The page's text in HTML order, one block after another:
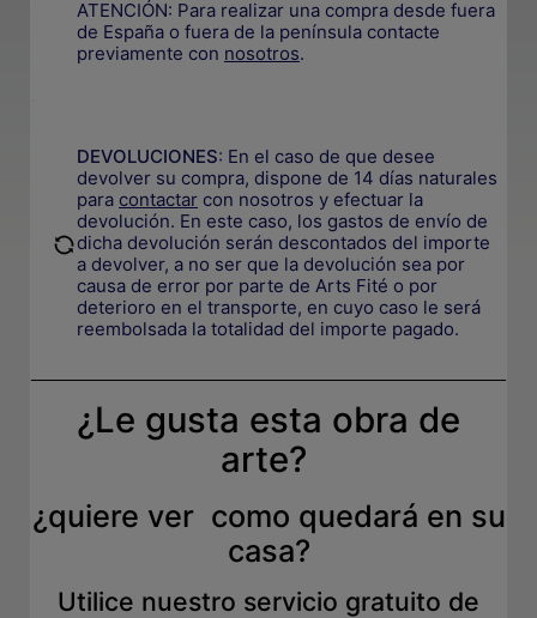
ATENCIÓN: Para realizar una compra desde fuera
de España o fuera de la península contacte
previamente con nosotros.
DEVOLUCIONES: En el caso de que desee
devolver su compra, dispone de 14 días naturales
para contactar con nosotros y efectuar la
devolución. En este caso, los gastos de envío de
dicha devolución serán descontados del importe
a devolver, a no ser que la devolución sea por
causa de error por parte de Arts Fité o por
deterioro en el transporte, en cuyo caso le será
reembolsada la totalidad del importe pagado.
¿Le gusta esta obra de
arte?
¿quiere ver como quedará en su
casa?
Utilice nuestro servicio gratuito de